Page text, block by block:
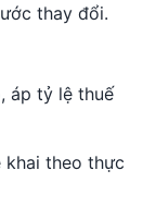
thay đổi.
áp tỷ lệ thuế
khai theo thực